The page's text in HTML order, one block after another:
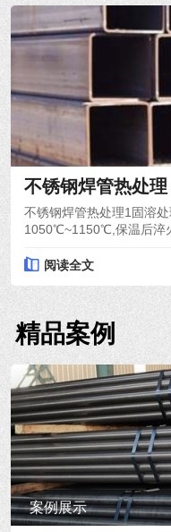
不锈钢焊管热处理
不锈钢焊管热处理1固溶
1050℃~1150℃,保温后淬
阅读全文
精品案例
案例展示